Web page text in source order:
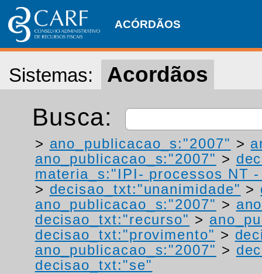
ACÓRDÃOS
Sistemas: Acordãos
Busca:
> ano_publicacao_s:"2007" >
ano_publicacao_s:"2007" >
materia_s:"IPI- processos NT
> decisao_txt:"unanimidade" >
ano_publicacao_s:"2007" >
decisao_txt:"recurso" >
decisao_txt:"provimento" >
ano_publicacao_s:"2007" >
decisao_txt:"se"